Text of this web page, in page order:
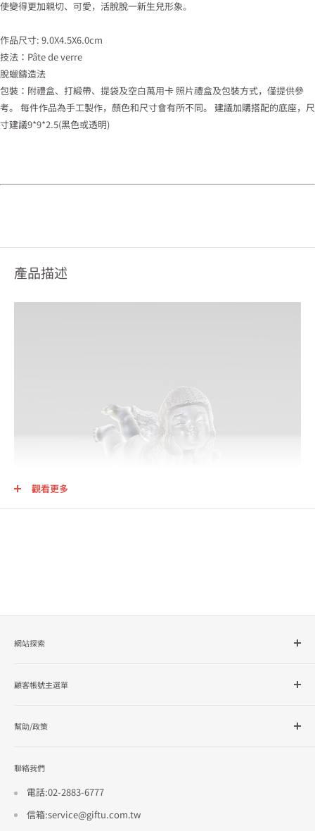
使變得更加親切、可愛，活脫脫一新生兒形象。
作品尺寸: 9.0X4.5X6.0cm
技法：Pâte de verre
脫蠟鑄造法
包裝：附禮盒、打緞帶、提袋及空白萬用卡 照片禮盒及包裝方式，僅提供參
考。 每件作品為手工製作，顏色和尺寸會有所不同。 建議加購搭配的底座，尺
寸建議9*9*2.5(黑色或透明)
產品描述
底座搭配尺寸: 9*9*2.5黑色
觀看更多
網站探索
品牌總覽
顧客帳號主選單
訂單查詢
幫助/政策
使用條款
招商合作
聯絡我們
電話:02-2883-6777
信箱:service@giftu.com.tw